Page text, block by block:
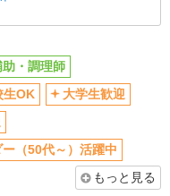
・調理師
生OK
大学生歓迎
ー（50代～）活躍中
もっと見る